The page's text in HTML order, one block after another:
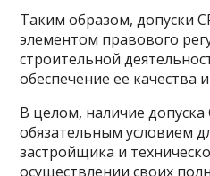
Таким образом, допуски
элементом правового
строительной
обеспечение ее качества
В целом, наличие допуска
обязательным условием
застройщика и
осуществлении своих